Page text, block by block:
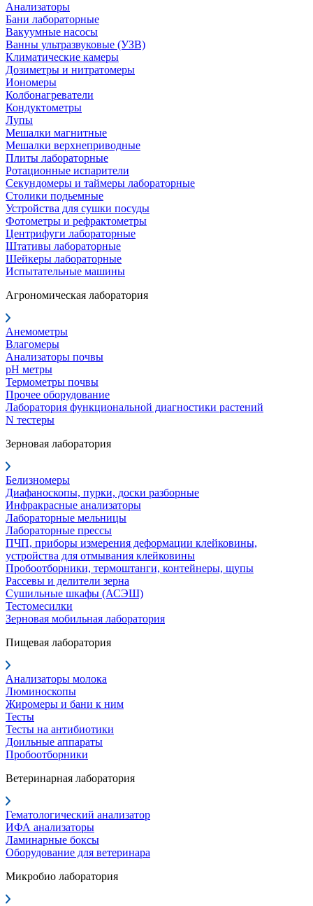
Анализаторы
Бани лабораторные
Вакуумные насосы
Ванны ультразвуковые (УЗВ)
Климатические камеры
Дозиметры и нитратомеры
Иономеры
Колбонагреватели
Кондуктометры
Лупы
Мешалки магнитные
Мешалки верхнеприводные
Плиты лабораторные
Ротационные испарители
Секундомеры и таймеры лабораторные
Столики подьемные
Устройства для сушки посуды
Фотометры и рефрактометры
Центрифуги лабораторные
Штативы лабораторные
Шейкеры лабораторные
Испытательные машины
Агрономическая лаборатория
Анемометры
Влагомеры
Анализаторы почвы
pH метры
Термометры почвы
Прочее оборудование
Лаборатория функциональной диагностики растений
N тестеры
Зерновая лаборатория
Белизномеры
Диафаноскопы, пурки, доски разборные
Инфракрасные анализаторы
Лабораторные мельницы
Лабораторные прессы
ПЧП, приборы измерения деформации клейковины,
устройства для отмывания клейковины
Пробоотборники, термоштанги, контейнеры, щупы
Рассевы и делители зерна
Сушильные шкафы (АСЭШ)
Тестомесилки
Зерновая мобильная лаборатория
Пищевая лаборатория
Анализаторы молока
Люминоскопы
Жиромеры и бани к ним
Тесты
Тесты на антибиотики
Доильные аппараты
Пробоотборники
Ветеринарная лаборатория
Гематологический анализатор
ИФА анализаторы
Ламинарные боксы
Оборудование для ветеринара
Микробио лаборатория